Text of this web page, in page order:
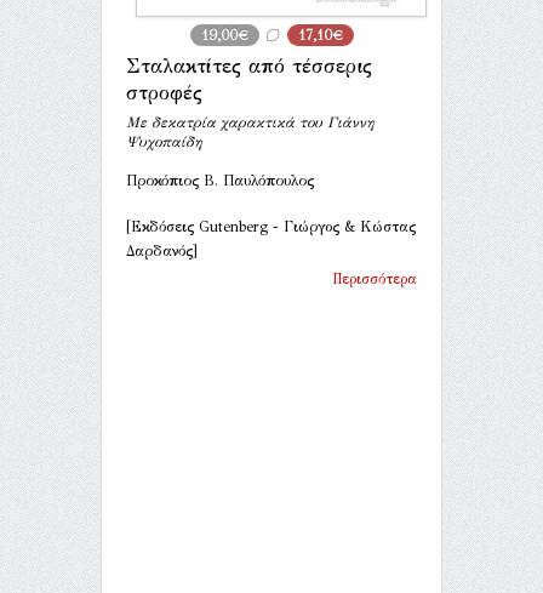
19,00€ 17,10€
Σταλακτίτες από τέσσερις
στροφές
Με δεκατρία χαρακτικά του Γιάννη
Ψυχοπαίδη
Προκόπιος Β. Παυλόπουλος
[Εκδόσεις Gutenberg - Γιώργος & Κώστας
Δαρδανός]
Περισσότερα